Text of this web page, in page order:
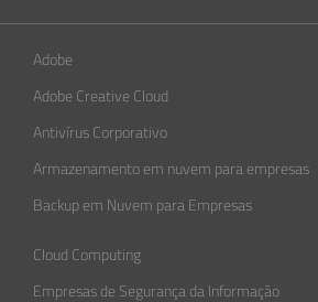
Adobe
Adobe Creative Cloud
Antivírus Corporativo
Armazenamento em nuvem para empresas
Backup em Nuvem para Empresas
Cloud Computing
Empresas de Segurança da Informação​